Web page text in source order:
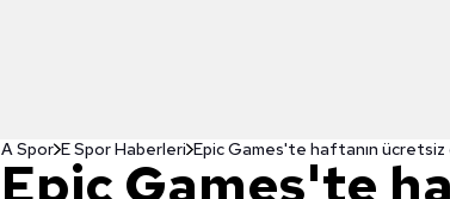
A Spor E Spor Haberleri
Epic Games'te